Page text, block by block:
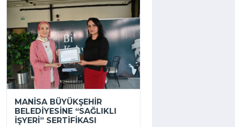
MANISA BÜYÜKŞEHIR
BELEDIYESINE “SAĞLIKLI
İŞYERI” SERTIFIKASI